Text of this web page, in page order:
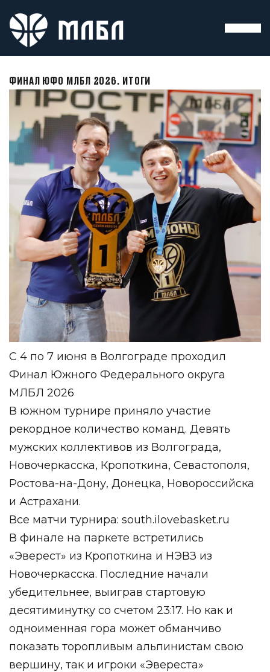
ФИНАЛ ЮФО МЛБЛ 2026. ИТОГИ
С 4 по 7 июня в Волгограде проходил
Финал Южного Федерального округа
МЛБЛ 2026
В южном турнире приняло участие
рекордное количество команд. Девять
мужских коллективов из Волгограда,
Новочеркасска, Кропоткина, Севастополя,
Ростова-на-Дону, Донецка, Новороссийска
и Астрахани.
Все матчи турнира: south.ilovebasket.ru
В финале на паркете встретились
«Эверест» из Кропоткина и НЭВЗ из
Новочеркасска. Последние начали
убедительнее, выиграв стартовую
десятиминутку со счетом 23:17. Но как и
одноименная гора может обманчиво
показать торопливым альпинистам свою
вершину, так и игроки «Эвереста»